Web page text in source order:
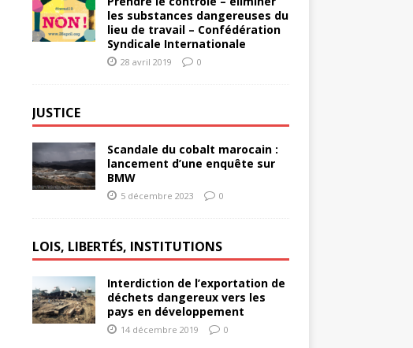
les substances dangereuses du
lieu de travail – Confédération
Syndicale Internationale
28 avril 2019 0
JUSTICE
Scandale du cobalt marocain :
lancement d’une enquête sur
BMW
5 décembre 2023 0
LOIS, LIBERTÉS, INSTITUTIONS
Interdiction de l’exportation de
déchets dangereux vers les
pays en développement
14 décembre 2019 0